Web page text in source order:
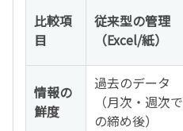
比較項
目
従来型の管理
（Excel/紙）
情報の
鮮度
過去のデータ
（月次・週次で
の締め後）